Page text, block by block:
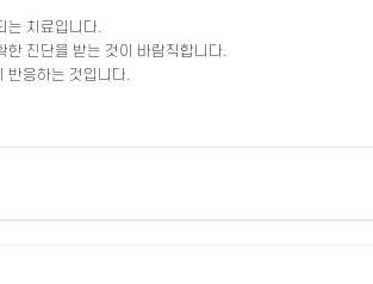
는 치료입니다.
한 진단을 받는 것이 바람직합니다.
반응하는 것입니다.